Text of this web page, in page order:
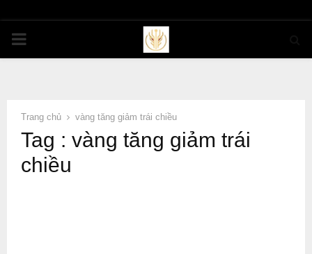
PRIMARY
Trang chủ vàng tăng giảm trái chiều
Tag : vàng tăng giảm trái
chiều